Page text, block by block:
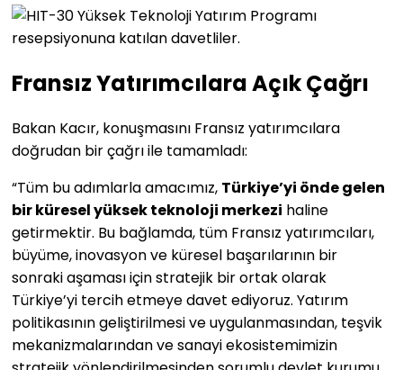
Fransız Yatırımcılara Açık Çağrı
Bakan Kacır, konuşmasını Fransız yatırımcılara
doğrudan bir çağrı ile tamamladı:
“Tüm bu adımlarla amacımız, Türkiye’yi önde gelen
bir küresel yüksek teknoloji merkezi haline
getirmektir. Bu bağlamda, tüm Fransız yatırımcıları,
büyüme, inovasyon ve küresel başarılarının bir
sonraki aşaması için stratejik bir ortak olarak
Türkiye’yi tercih etmeye davet ediyoruz. Yatırım
politikasının geliştirilmesi ve uygulanmasından, teşvik
mekanizmalarından ve sanayi ekosistemimizin